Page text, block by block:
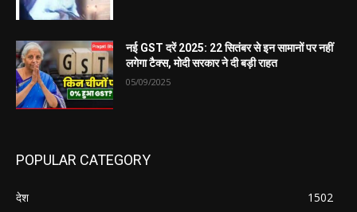
नई GST दरें 2025: 22 सितंबर से इन सामानों पर नहीं
लगेगा टैक्स, मोदी सरकार ने दी बड़ी राहत
05/09/2025
POPULAR CATEGORY
देश
1502